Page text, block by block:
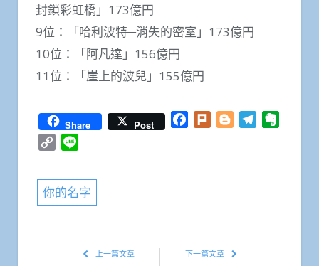
封鎖彩虹橋」173億円
9位：「哈利波特─消失的密室」173億円
10位：「阿凡達」156億円
11位：「崖上的波兒」155億円
Share Post Facebook
Plurk BloggerTelegram
Copy
你的名字
上一篇文章 下一篇文章